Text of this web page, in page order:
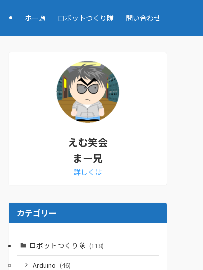
ホーム ロボットつくり隊 問い合わせ
えむ笑会
まー兄
詳しくは
カテゴリー
ロボットつくり隊 (118)
Arduino (46)